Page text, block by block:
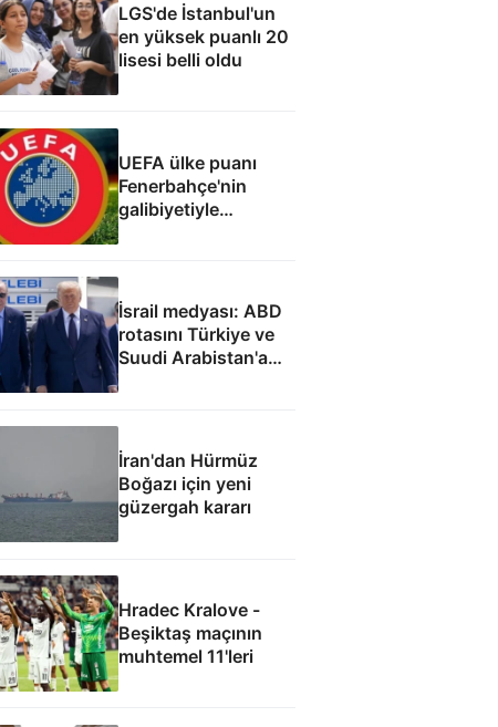
LGS'de İstanbul'un
en yüksek puanlı 20
lisesi belli oldu
UEFA ülke puanı
Fenerbahçe'nin
galibiyetiyle
güncellendi
İsrail medyası: ABD
rotasını Türkiye ve
Suudi Arabistan'a
çevirdi
İran'dan Hürmüz
Boğazı için yeni
güzergah kararı
Hradec Kralove -
Beşiktaş maçının
muhtemel 11'leri